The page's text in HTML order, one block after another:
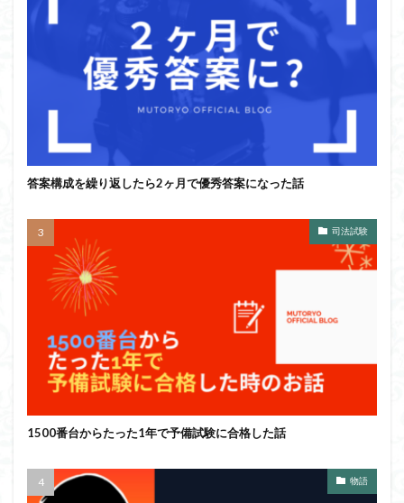
答案構成を繰り返したら2ヶ月で優秀答案になった話
司法試験
1500番台からたった1年で予備試験に合格した話
物語